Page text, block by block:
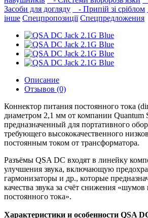
Засоби для догляду
- Припій зі сріблом
інше Спецпропозиції Спецпредложения
Описание
Отзывов (0)
Коннектор питания постоянного тока
диаметром 2,1 мм от компании Quantum
предназначенный для портативного
требующего высококачественного
постоянным током от трансформатора.
Разъёмы QSA DC входят в линейку
улучшения звука, включающую
гармонизаторы и др., которые
качества звука за счёт снижения
постоянного тока».
Характеристики и особенности QSA